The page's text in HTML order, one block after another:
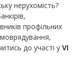
нерухомість?
профільних
до участі у VI